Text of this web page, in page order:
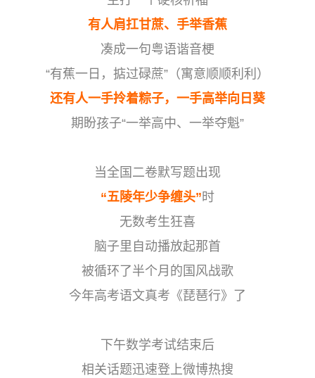
有人肩扛甘蔗、手举香蕉
凑成一句粤语谐音梗
“有蕉一日，掂过碌蔗”（寓意顺顺利利）
还有人一手拎着粽子，一手高举向日葵
期盼孩子“一举高中、一举夺魁”
当全国二卷默写题出现
“五陵年少争缠头”时
无数考生狂喜
脑子里自动播放起那首
被循环了半个月的国风战歌
今年高考语文真考《琵琶行》了
下午数学考试结束后
相关话题迅速登上微博热搜